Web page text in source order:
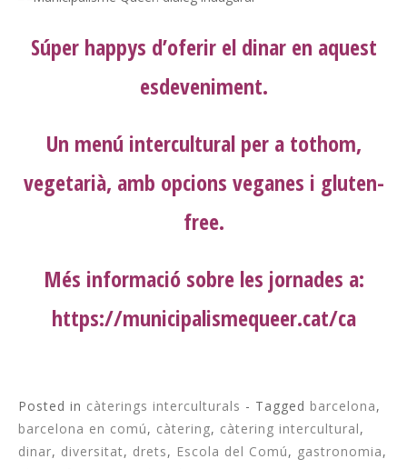
Súper happys d’oferir el dinar en aquest
esdeveniment.
Un menú intercultural per a tothom,
vegetarià, amb opcions veganes i gluten-
free.
Més informació sobre les jornades a:
https://municipalismequeer.cat/ca
Posted in càterings interculturals - Tagged barcelona,
barcelona en comú, càtering, càtering intercultural,
dinar, diversitat, drets, Escola del Comú, gastronomia,